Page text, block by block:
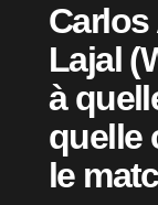
Carlos
Lajal
à
quelle
le